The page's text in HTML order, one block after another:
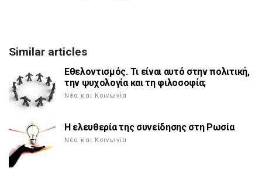
Similar articles
Εθελοντισμός. Τι είναι αυτό στην πολιτική,
την ψυχολογία και τη φιλοσοφία;
Νέα και Κοινωνία
Η ελευθερία της συνείδησης στη Ρωσία
Νέα και Κοινωνία